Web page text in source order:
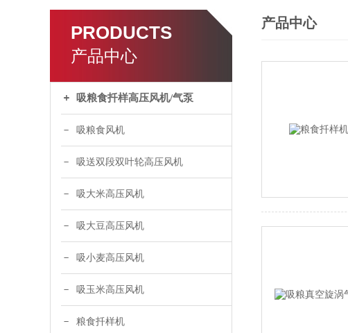
PRODUCTS
产品中心
吸粮食扦样高压风机/气泵
吸粮食风机
吸送双段双叶轮高压风机
吸大米高压风机
吸大豆高压风机
吸小麦高压风机
吸玉米高压风机
粮食扦样机
产品中心